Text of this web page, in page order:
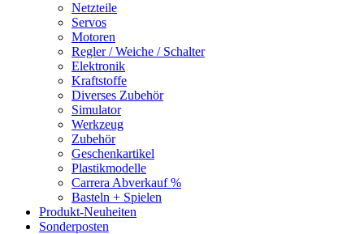
Netzteile
Servos
Motoren
Regler / Weiche / Schalter
Elektronik
Kraftstoffe
Diverses Zubehör
Simulator
Werkzeug
Zubehör
Geschenkartikel
Plastikmodelle
Carrera Abverkauf %
Basteln + Spielen
Produkt-Neuheiten
Sonderposten